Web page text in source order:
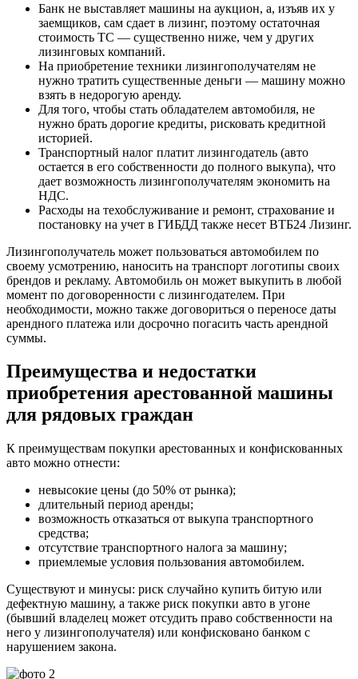
Банк не выставляет машины на аукцион, а, изъяв их у
заемщиков, сам сдает в лизинг, поэтому остаточная
стоимость ТС — существенно ниже, чем у других
лизинговых компаний.
На приобретение техники лизингополучателям не
нужно тратить существенные деньги — машину можно
взять в недорогую аренду.
Для того, чтобы стать обладателем автомобиля, не
нужно брать дорогие кредиты, рисковать кредитной
историей.
Транспортный налог платит лизингодатель (авто
остается в его собственности до полного выкупа), что
дает возможность лизингополучателям экономить на
НДС.
Расходы на техобслуживание и ремонт, страхование и
постановку на учет в ГИБДД также несет ВТБ24 Лизинг.
Лизингополучатель может пользоваться автомобилем по
своему усмотрению, наносить на транспорт логотипы своих
брендов и рекламу. Автомобиль он может выкупить в любой
момент по договоренности с лизингодателем. При
необходимости, можно также договориться о переносе даты
арендного платежа или досрочно погасить часть арендной
суммы.
Преимущества и недостатки
приобретения арестованной машины
для рядовых граждан
К преимуществам покупки арестованных и конфискованных
авто можно отнести:
невысокие цены (до 50% от рынка);
длительный период аренды;
возможность отказаться от выкупа транспортного
средства;
отсутствие транспортного налога за машину;
приемлемые условия пользования автомобилем.
Существуют и минусы: риск случайно купить битую или
дефектную машину, а также риск покупки авто в угоне
(бывший владелец может отсудить право собственности на
него у лизингополучателя) или конфисковано банком с
нарушением закона.